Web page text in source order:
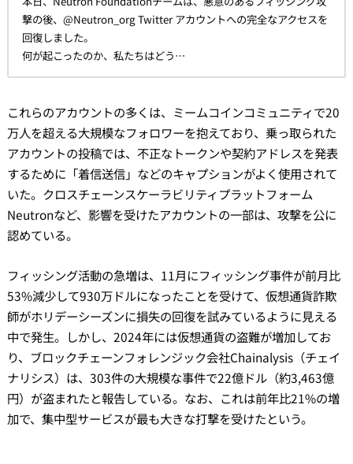
撃の後、@Neutron_org Twitter アカウントへの完全なアクセスを
回復しました。
何が起こったのか、私たちはどう…
これらのアカウントの多くは、ミームコインコミュニティで20
万人を超える大規模なフォロワーを抱えており、乗っ取られた
アカウントの投稿では、不正なトークンや契約アドレスを発表
するために「着信送信」などのキャプションがよく使用されて
いた。クロスチェーンスケーラビリティプラットフォーム
Neutronなど、影響を受けたアカウントの一部は、攻撃を公に
認めている。
フィッシング活動の急増は、11月にフィッシング事件が前月比
53%減少して930万ドルになったことを受けて、仮想通貨詐欺
師がホリデーシーズンに損失の回復を試みているように見える
中で発生。しかし、2024年には仮想通貨の盗難が増加してお
り、ブロックチェーンフォレンジック会社Chainalysis（チェイ
ナリシス）は、303件の大規模な事件で22億ドル（約3,463億
円）が盗まれたと報告している。なお、これは前年比21%の増
加で、集中型サービスが最も大きな打撃を受けたという。